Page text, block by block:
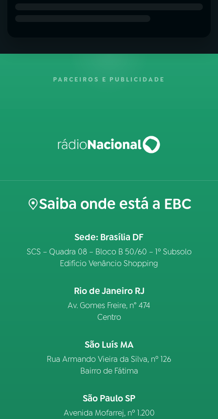
PARCEIROS E PUBLICIDADE
Saiba onde está a EBC
Sede: Brasília DF
SCS – Quadra 08 – Bloco B 50/60 – 1º Subsolo
Edifício Venâncio Shopping
Rio de Janeiro RJ
Av. Gomes Freire, n° 474
Centro
São Luís MA
Rua Armando Vieira da Silva, nº 126
Bairro de Fátima
São Paulo SP
Avenida Mofarrej, nº 1.200